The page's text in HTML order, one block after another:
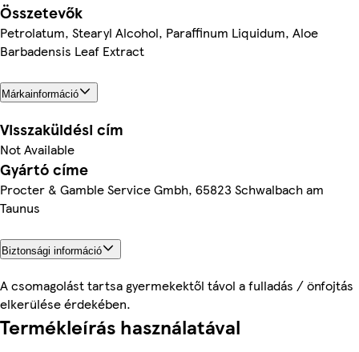
Összetevők
Petrolatum, Stearyl Alcohol, Paraffinum Liquidum, Aloe
Barbadensis Leaf Extract
Márkainformáció
Visszaküldési cím
Not Available
Gyártó címe
Procter & Gamble Service Gmbh, 65823 Schwalbach am
Taunus
Biztonsági információ
A csomagolást tartsa gyermekektől távol a fulladás / önfojtás
elkerülése érdekében.
Termékleírás használatával